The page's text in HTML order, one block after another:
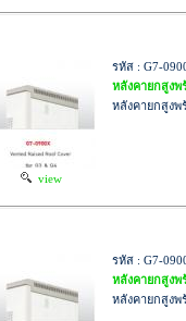
view
รหัส : G7-
หลังคายกสูงพ
หลังคายกสูงพ
รหัส : G7-
หลังคายกสูงพ
หลังคายกสูงพ